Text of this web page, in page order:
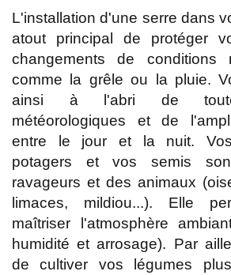
L'installation d'une serre dans
atout principal de protéger
changements de conditions
comme la grêle ou la pluie.
ainsi à l'abri de
météorologiques et de
entre le jour et la nuit.
potagers et vos semis
ravageurs et des animaux
limaces, mildiou...). Elle
maîtriser l'atmosphère
humidité et arrosage). Par
de cultiver vos légumes